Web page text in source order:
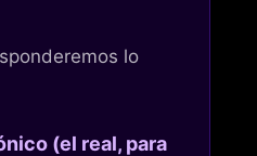
lo
(el real, para